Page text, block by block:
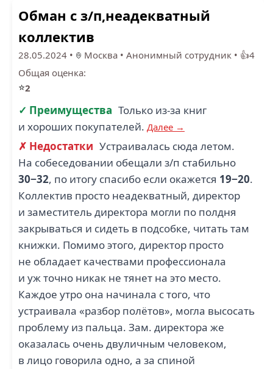
Обман с з/п,неадекватный
коллектив
28.05.2024 • Москва • Анонимный сотрудник • 👍4
Общая оценка:
⭐2
✓ Преимущества Только из-за книг
и хороших покупателей. Далее →
✗ Недостатки Устраивалась сюда летом.
На собеседовании обещали з/п стабильно
30−32, по итогу спасибо если окажется 19−20.
Коллектив просто неадекватный, директор
и заместитель директора могли по полдня
закрываться и сидеть в подсобке, читать там
книжки. Помимо этого, директор просто
не обладает качествами профессионала
и уж точно никак не тянет на это место.
Каждое утро она начинала с того, что
устраивала «разбор полётов», могла высосать
проблему из пальца. Зам. директора же
оказалась очень двуличным человеком,
в лицо говорила одно, а за спиной